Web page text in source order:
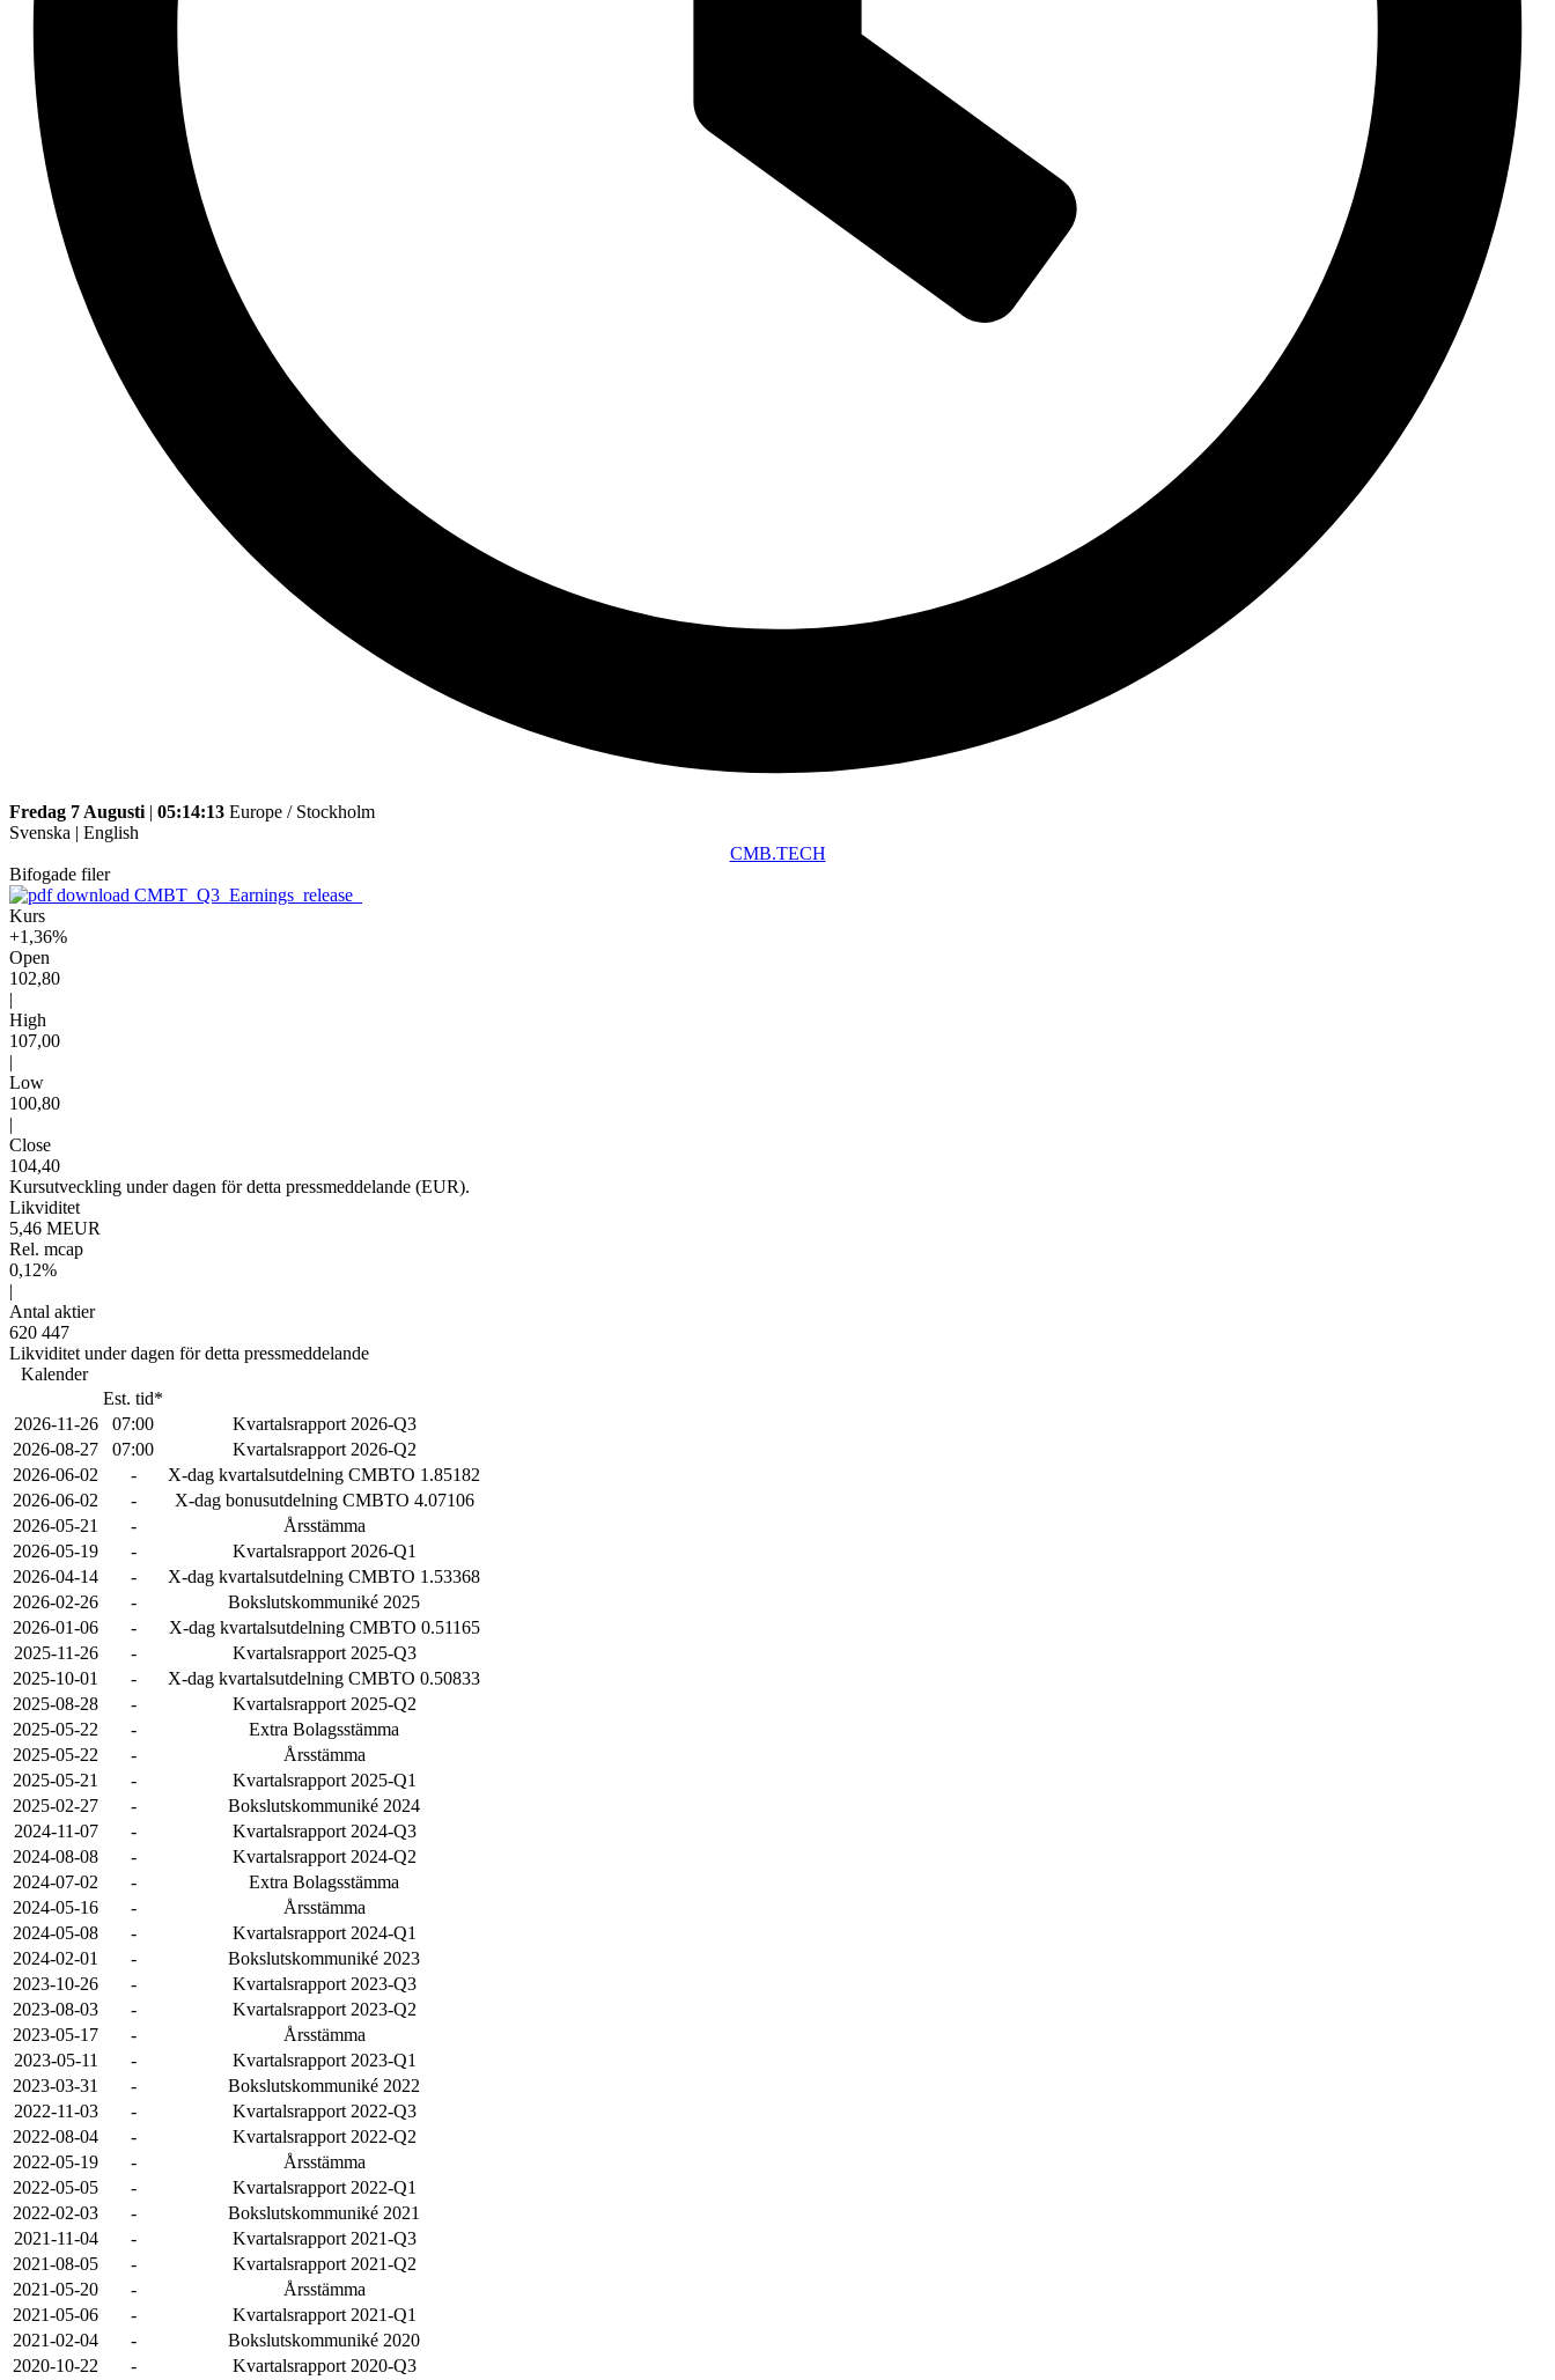
Fredag 7 Augusti | 05:14:13 Europe / Stockholm
Svenska | English
CMB.TECH
Bifogade filer
CMBT_Q3_Earnings_release_
Kurs
+1,36%
Open
102,80
|
High
107,00
|
Low
100,80
|
Close
104,40
Kursutveckling under dagen för detta pressmeddelande (EUR).
Likviditet
5,46 MEUR
Rel. mcap
0,12%
|
Antal aktier
620 447
Likviditet under dagen för detta pressmeddelande
Kalender
Est. tid*
2026-11-26
07:00
Kvartalsrapport 2026-Q3
2026-08-27
07:00
Kvartalsrapport 2026-Q2
2026-06-02
-
X-dag kvartalsutdelning CMBTO 1.85182
2026-06-02
-
X-dag bonusutdelning CMBTO 4.07106
2026-05-21
-
Årsstämma
2026-05-19
-
Kvartalsrapport 2026-Q1
2026-04-14
-
X-dag kvartalsutdelning CMBTO 1.53368
2026-02-26
-
Bokslutskommuniké 2025
2026-01-06
-
X-dag kvartalsutdelning CMBTO 0.51165
2025-11-26
-
Kvartalsrapport 2025-Q3
2025-10-01
-
X-dag kvartalsutdelning CMBTO 0.50833
2025-08-28
-
Kvartalsrapport 2025-Q2
2025-05-22
-
Extra Bolagsstämma
2025-05-22
-
Årsstämma
2025-05-21
-
Kvartalsrapport 2025-Q1
2025-02-27
-
Bokslutskommuniké 2024
2024-11-07
-
Kvartalsrapport 2024-Q3
2024-08-08
-
Kvartalsrapport 2024-Q2
2024-07-02
-
Extra Bolagsstämma
2024-05-16
-
Årsstämma
2024-05-08
-
Kvartalsrapport 2024-Q1
2024-02-01
-
Bokslutskommuniké 2023
2023-10-26
-
Kvartalsrapport 2023-Q3
2023-08-03
-
Kvartalsrapport 2023-Q2
2023-05-17
-
Årsstämma
2023-05-11
-
Kvartalsrapport 2023-Q1
2023-03-31
-
Bokslutskommuniké 2022
2022-11-03
-
Kvartalsrapport 2022-Q3
2022-08-04
-
Kvartalsrapport 2022-Q2
2022-05-19
-
Årsstämma
2022-05-05
-
Kvartalsrapport 2022-Q1
2022-02-03
-
Bokslutskommuniké 2021
2021-11-04
-
Kvartalsrapport 2021-Q3
2021-08-05
-
Kvartalsrapport 2021-Q2
2021-05-20
-
Årsstämma
2021-05-06
-
Kvartalsrapport 2021-Q1
2021-02-04
-
Bokslutskommuniké 2020
2020-10-22
- Kvartalsrapport 2020-Q3